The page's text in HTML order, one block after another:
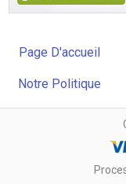
Page D'accueil
Notre Politique